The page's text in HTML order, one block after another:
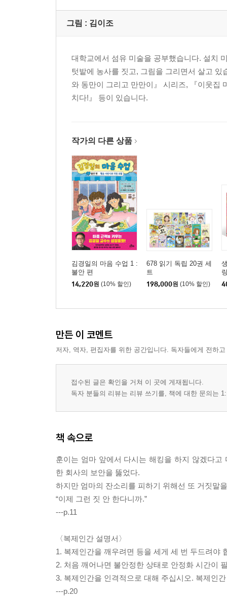
그림 : 김이조
대학교에서 섬유 미술을 공부했습니다. 설치
텃밭에 농사를 짓고, 그림을 그리면서 살고
와 동만이 그리고 만만이』 시리즈, 『이웃집
치다!』 등이 있습니다.
작가의 다른 상품
김경일의 마음 수업 1 :
불안 편
14,220원 (10% 할인)
678 읽기 독립 20권 세
트
198,000원 (10% 할인)
만든 이 코멘트
저자, 역자, 편집자를 위한 공간입니다. 독자들에게 전하
접수된 글은 확인을 거쳐 이 곳에 게재됩니다.
독자 분들의 리뷰는 리뷰 쓰기를, 책에 대한 문의는
책 속으로
훈이는 엄마 앞에서 다시는 해킹을 하지 않겠다
한 회사의 보안을 뚫었다.
하지만 엄마의 잔소리를 피하기 위해선 또 거짓말
“이제 그런 짓 안 한다니까.”
---p.11
〈복제인간 설명서〉
1. 복제인간을 깨우려면 등을 세게 세 번 두드려야
2. 처음 깨어나면 불안정한 상태로 안정화 시간이
3. 복제인간을 인격적으로 대해 주십시오. 복제인
---p.20